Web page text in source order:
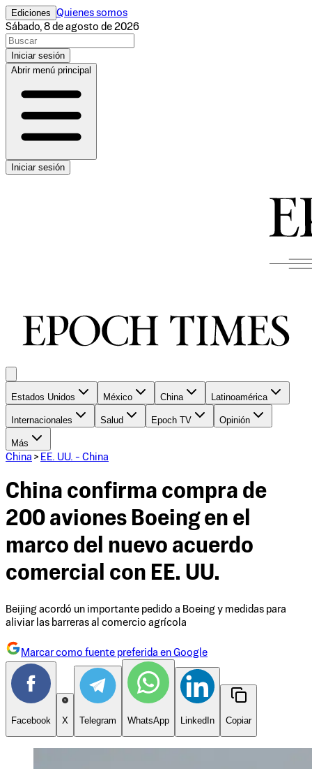
Ediciones Quienes somos
Sábado, 8 de agosto de 2026
Iniciar sesión
Abrir menú principal
Iniciar sesión
Estados Unidos México China Latinoamérica
Internacionales Salud Epoch TV Opinión
Más
China > EE. UU. - China
China confirma compra de
200 aviones Boeing en el
marco del nuevo acuerdo
comercial con EE. UU.
Beijing acordó un importante pedido a Boeing y medidas para
aliviar las barreras al comercio agrícola
Marcar como fuente preferida en Google
Facebook X Telegram WhatsApp LinkedIn Copiar